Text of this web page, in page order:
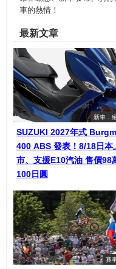
車的熱情！
最新文章
新車．
SUZUKI 2027年式
400 ABS 發表！8/18日本
市、支援E10汽油 售價98
100日圓
賽